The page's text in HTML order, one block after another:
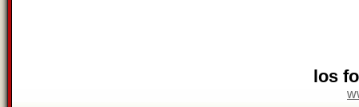
los